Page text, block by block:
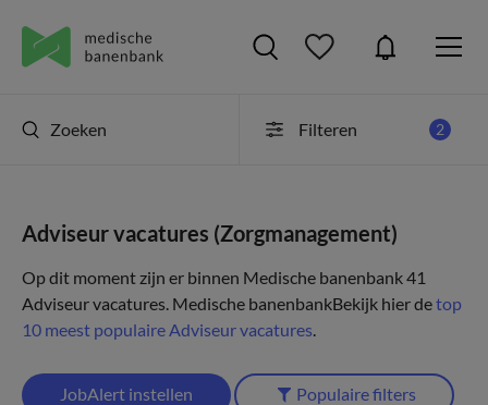
Zoeken Filteren 2
Adviseur vacatures (Zorgmanagement)
Op dit moment zijn er binnen Medische banenbank 41
Adviseur vacatures. Medische banenbankBekijk hier detop
10 meest populaire Adviseur vacatures.
JobAlert instellen Populaire filters